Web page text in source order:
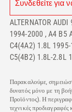
Συνδεθείτε για
ALTERNATOR
1994-2000 , A4 B5
C4(4A2) 1.8L
C5(4B2) 1.8L-2.8L
Παρακαλούμε,
δυνατός μόνο με τη
Προϊόντος). Η
τεχνικές